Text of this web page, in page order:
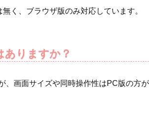
く、ブラウザ版のみ対応しています。
ありますか？
、画面サイズや同時操作性はPC版の方が